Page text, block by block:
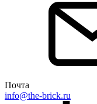
Почта
info@the-brick.ru